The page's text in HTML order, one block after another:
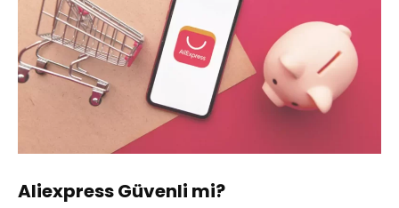
Aliexpress Güvenli mi?